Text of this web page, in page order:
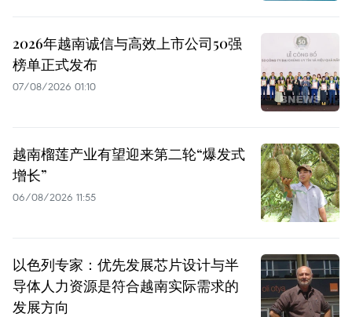
2026年越南诚信与高效上市公司50强
榜单正式发布
07/08/2026 01:10
越南榴莲产业有望迎来第二轮“爆发式
增长”
06/08/2026 11:55
以色列专家：优先发展芯片设计与半
导体人力资源是符合越南实际需求的
发展方向